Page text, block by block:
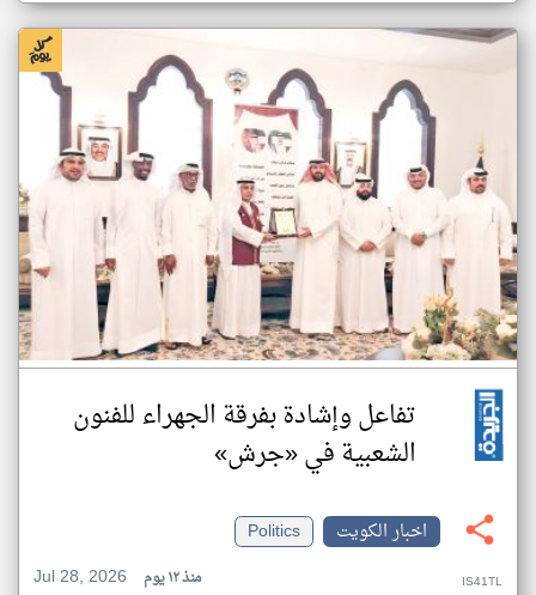
تفاعل وإشادة بفرقة الجهراء للفنون
الشعبية في «جرش»
اخبار الكويت
Politics
Jul 28, 2026
منذ ١٢ يوم IS41TL